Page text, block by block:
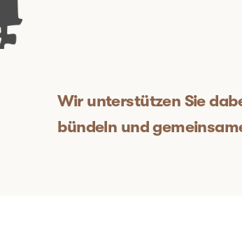
Wir unterstützen Sie
bündeln und